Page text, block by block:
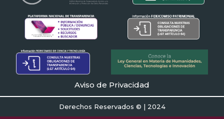
Aviso de Privacidad
Derechos Reservados © | 2024